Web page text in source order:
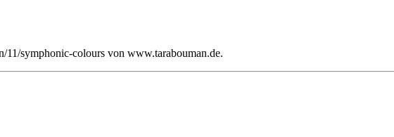
11/symphonic-colours von www.tarabouman.de.